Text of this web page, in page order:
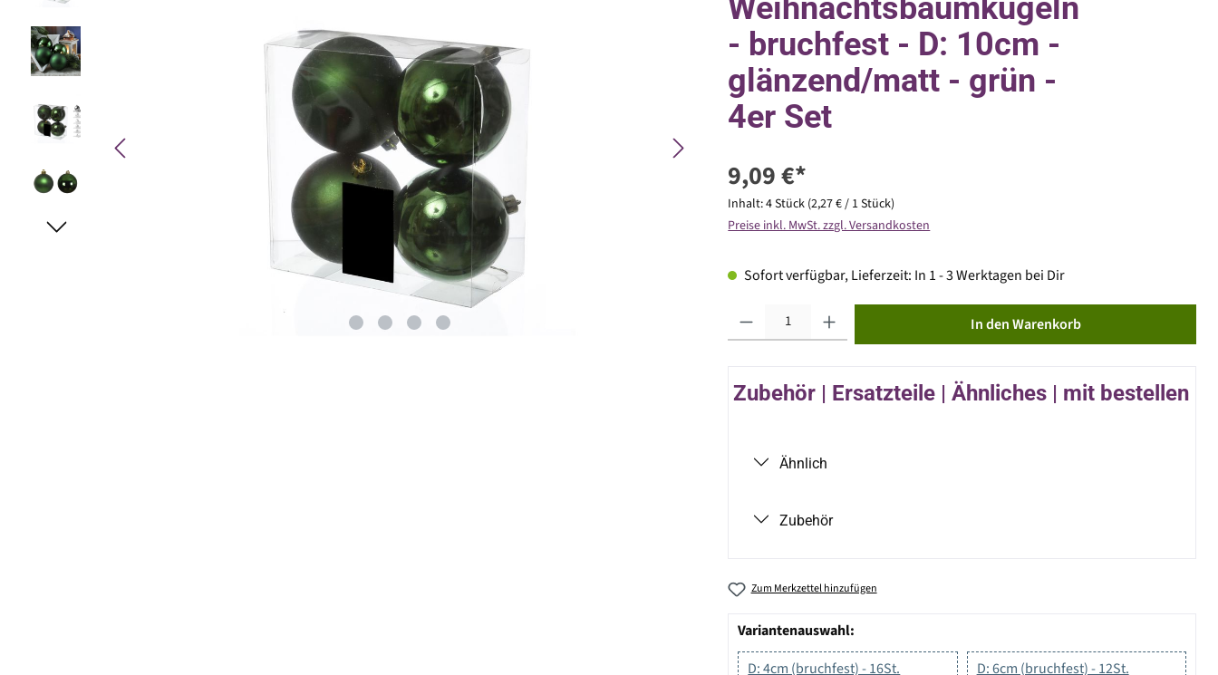
Weihnachtsbaumkugeln
- bruchfest - D: 10cm -
glänzend/matt - grün -
4er Set
9,09 €*
Inhalt:4 Stück (2,27 € / 1 Stück)
Preise inkl. MwSt. zzgl. Versandkosten
Sofort verfügbar, Lieferzeit: In 1 - 3 Werktagen bei Dir
In den Warenkorb
Zubehör | Ersatzteile | Ähnliches | mit bestellen
Ähnlich
Zubehör
Zum Merkzettel hinzufügen
Variantenauswahl:
D: 4cm (bruchfest) - 16St.
D: 6cm (bruchfest) - 12St.